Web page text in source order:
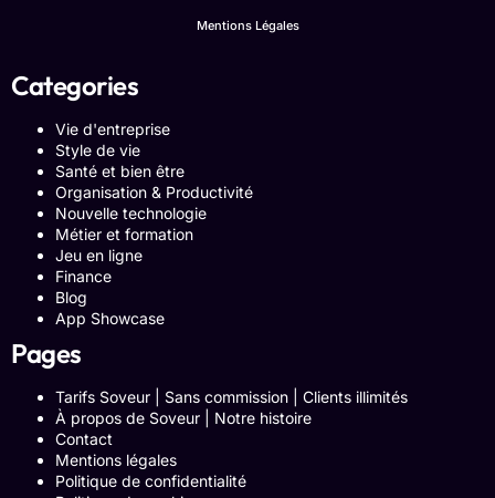
Mentions Légales
Categories
Vie d'entreprise
Style de vie
Santé et bien être
Organisation & Productivité
Nouvelle technologie
Métier et formation
Jeu en ligne
Finance
Blog
App Showcase
Pages
Tarifs Soveur | Sans commission | Clients illimités
À propos de Soveur | Notre histoire
Contact
Mentions légales
Politique de confidentialité